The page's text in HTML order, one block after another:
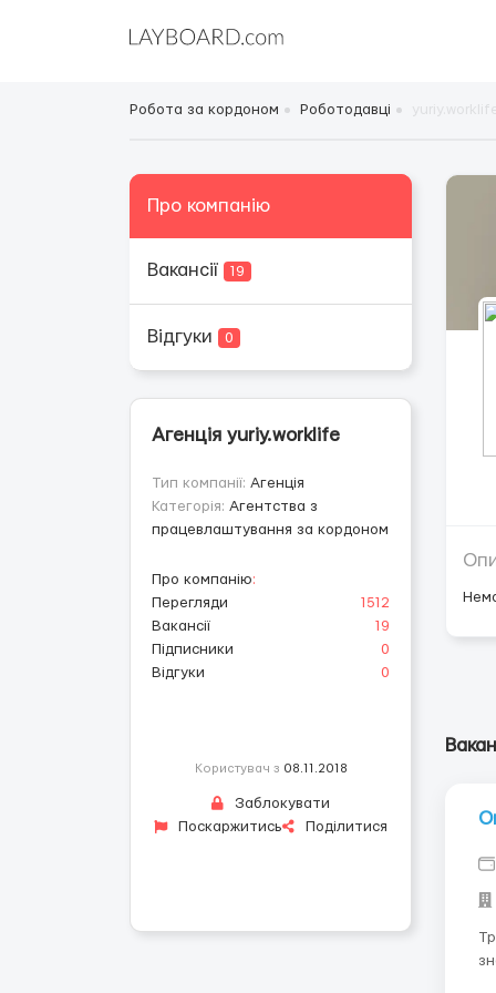
Робота за кордоном Роботодавці
Про компанію
Вакансії 19
Відгуки 0
Агенція yuriy.worklife
Тип компанії: Агенція
Категорія: Агентства з
працевлаштування за кордоном
Про компанію:
Перегляди
1512
Вакансії
19
Підписники
0
Відгуки
0
Користувач з 08.11.2018
Заблокувати
Поскаржитись
Поділитися